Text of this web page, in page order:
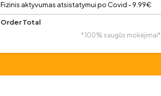
Fizinis aktyvumas atsistatymui po Covid - 9.99€
Order Total
* 100% saugūs mokėjimai*